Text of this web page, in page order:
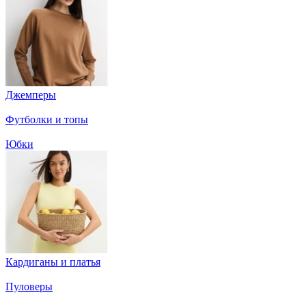
Джемперы
Футболки и топы
Юбки
Кардиганы и платья
Пуловеры